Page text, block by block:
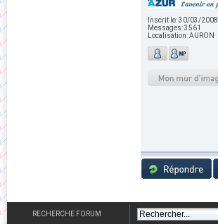
Inscrit le:30/03/2008
Messages:3561
Localisation:AURON
RECHERCHE FORUM